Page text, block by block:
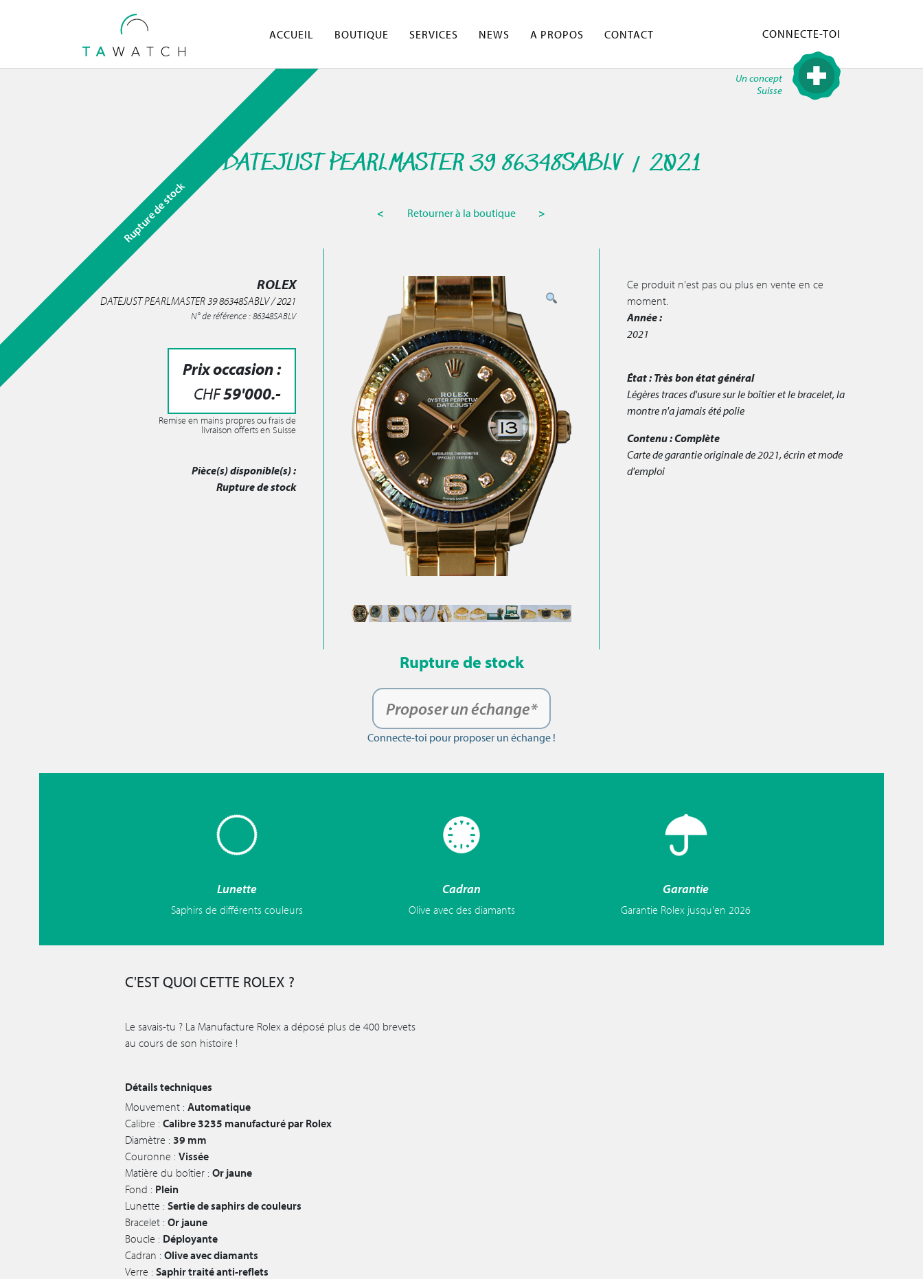
ACCUEIL
BOUTIQUE SERVICES NEWS A PROPOS CONTACT CONNECTE-TOI
Un concept
Suisse
DATEJUST PEARLMASTER 39 86348SABLV / 2021
< Retourner à la boutique >
ROLEX
DATEJUST PEARLMASTER 39 86348SABLV / 2021
N° de référence : 86348SABLV
Prix occasion :
CHF59'000.-
Remise en mains propres ou frais de
livraison offerts en Suisse
Pièce(s) disponible(s) :
Rupture de stock
Rupture de stock
Ce produit n'est pas ou plus en vente en ce
moment.
Année :
2021
État : Très bon état général
Légères traces d'usure sur le boîtier et le bracelet, la
montre n'a jamais été polie
Contenu :Complète
Carte de garantie originale de 2021, écrin et mode
d'emploi
Rupture de stock
Proposer un échange*
Connecte-toi pour proposer un échange !
Lunette
Saphirs de différents couleurs
Cadran
Olive avec des diamants
Garantie
Garantie Rolex jusqu'en 2026
C'EST QUOI CETTE ROLEX ?
Le savais-tu ? La Manufacture Rolex a déposé plus de 400 brevets
au cours de son histoire !
Détails techniques
Mouvement : Automatique
Calibre : Calibre 3235 manufacturé par Rolex
Diamètre : 39 mm
Couronne : Vissée
Matière du boîtier : Or jaune
Fond : Plein
Lunette : Sertie de saphirs de couleurs
Bracelet : Or jaune
Boucle : Déployante
Cadran : Olive avec diamants
Verre : Saphir traité anti-reflets